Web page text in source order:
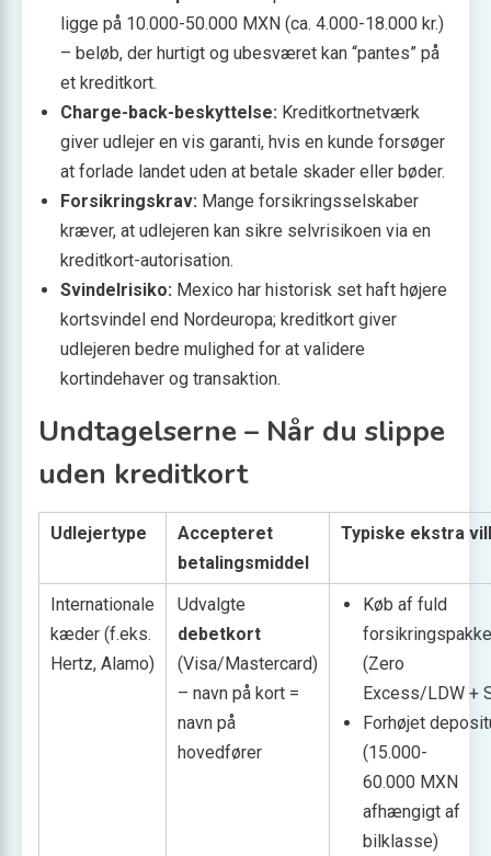
ligge på 10.000-50.000 MXN (ca. 4.000-18.000 kr.)
– beløb, der hurtigt og ubesværet kan “pantes” på
et kreditkort.
Charge-back-beskyttelse: Kreditkortnetværk
giver udlejer en vis garanti, hvis en kunde forsøger
at forlade landet uden at betale skader eller bøder.
Forsikringskrav: Mange forsikringsselskaber
kræver, at udlejeren kan sikre selvrisikoen via en
kreditkort-autorisation.
Svindelrisiko: Mexico har historisk set haft højere
kortsvindel end Nordeuropa; kreditkort giver
udlejeren bedre mulighed for at validere
kortindehaver og transaktion.
Undtagelserne – Når du slippe
uden kreditkort
Udlejertype
Accepteret
betalingsmiddel
Typiske ekstra
Internationale
kæder (f.eks.
Hertz, Alamo)
Udvalgte
debetkort
(Visa/Mastercard)
– navn på kort =
navn på
hovedfører
Køb af fuld
forsikringspakke
(Zero
Excess/LDW +
Forhøjet
(15.000-
60.000 MXN
afhængigt af
bilklasse)